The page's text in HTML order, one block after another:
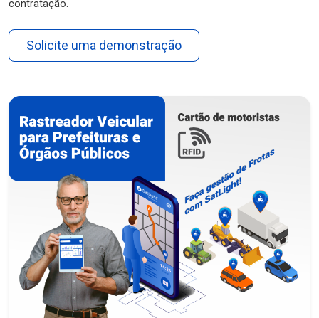
contratação.
Solicite uma demonstração